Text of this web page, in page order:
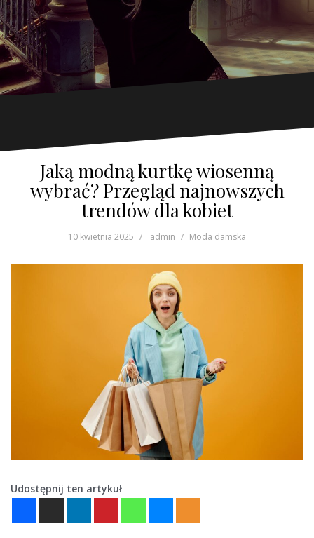
Jaką modną kurtkę wiosenną
wybrać? Przegląd najnowszych
trendów dla kobiet
10 kwietnia 2025 admin Moda damska
Udostępnij ten artykuł